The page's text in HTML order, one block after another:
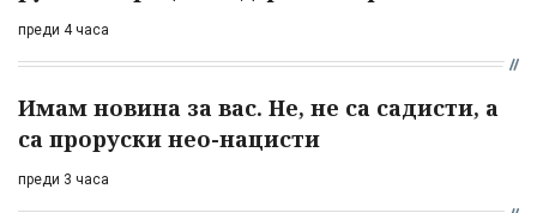
преди 4 часа
Имам новина за вас. Не, не са садисти, а
са проруски нео-нацисти
преди 3 часа